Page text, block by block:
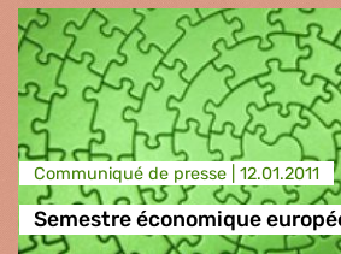
Communiqué de presse | 12.01.2011
Semestre économique